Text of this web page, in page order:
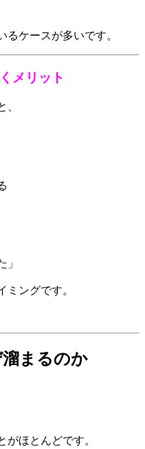
ケースが多いです。
メリット
、
」
ミングです。
溜まるのか
ほとんどです。